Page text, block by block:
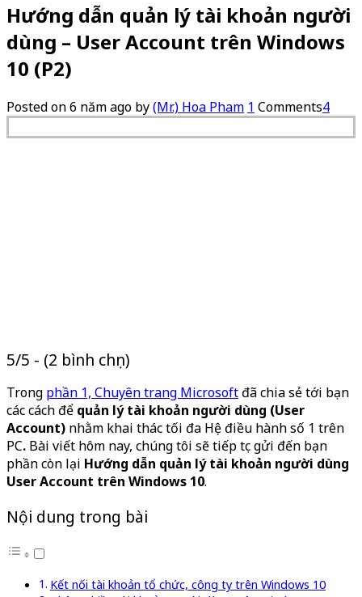
Hướng dẫn quản lý tài khoản người
dùng – User Account trên Windows
10 (P2)
Posted on6 năm ago by(Mr.) Hoa Pham 1 Comments4
5/5 - (2 bình chọn)
Trong phần 1, Chuyên trang Microsoftđã chia sẻ tới bạn
các cách để quản lý tài khoản người dùng (User
Account) nhằm khai thác tối đa Hệ điều hành số 1 trên
PC. Bài viết hôm nay, chúng tôi sẽ tiếp tục gửi đến bạn
phần còn lại Hướng dẫn quản lý tài khoản người dùng
User Account trên Windows 10.
Nội dung trong bài
Kết nối tài khoản tổ chức, công ty trên Windows 10